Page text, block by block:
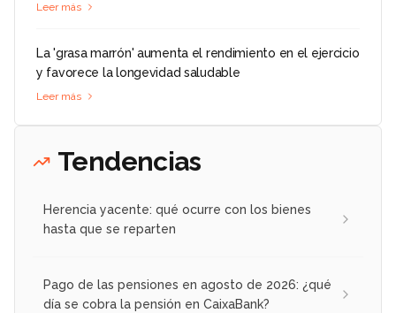
Leer más
La 'grasa marrón' aumenta el rendimiento en el ejercicio
y favorece la longevidad saludable
Leer más
Tendencias
Herencia yacente: qué ocurre con los bienes
hasta que se reparten
Pago de las pensiones en agosto de 2026: ¿qué
día se cobra la pensión en CaixaBank?